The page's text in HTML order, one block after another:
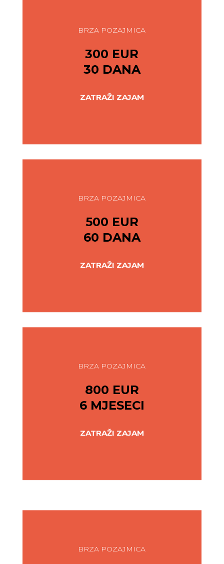
BRZA POZAJMICA
300 EUR
30 DANA
ZATRAŽI ZAJAM
BRZA POZAJMICA
500 EUR
60 DANA
ZATRAŽI ZAJAM
BRZA POZAJMICA
800 EUR
6 MJESECI
ZATRAŽI ZAJAM
BRZA POZAJMICA